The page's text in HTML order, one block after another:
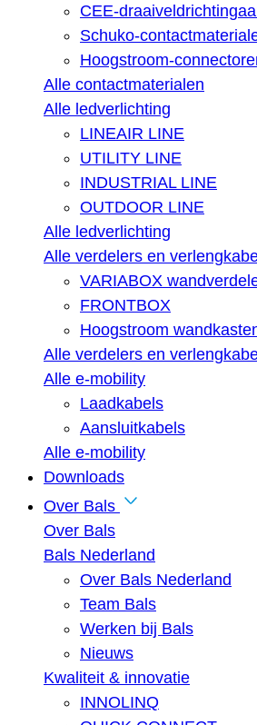
CEE-
Schuko-
Hoogstroom-
Alle contactmaterialen
Alle ledverlichting
LINEAIR LINE
UTILITY LINE
INDUSTRIAL LINE
OUTDOOR LINE
Alle ledverlichting
Alle verdelers en
VARIABOX
FRONTBOX
Hoogstroom
Alle verdelers en
Alle e-mobility
Laadkabels
Aansluitkabels
Alle e-mobility
Downloads
Over Bals
Over Bals
Bals Nederland
Over Bals Nederland
Team Bals
Werken bij Bals
Nieuws
Kwaliteit & innovatie
INNOLINQ